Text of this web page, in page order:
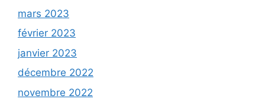
mars 2023
février 2023
janvier 2023
décembre 2022
novembre 2022